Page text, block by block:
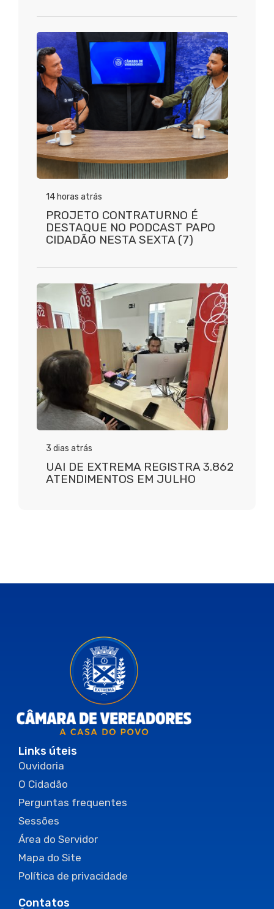
14 horas atrás
PROJETO CONTRATURNO É
DESTAQUE NO PODCAST PAPO
CIDADÃO NESTA SEXTA (7)
3 dias atrás
UAI DE EXTREMA REGISTRA 3.862
ATENDIMENTOS EM JULHO
Links úteis
Ouvidoria
O Cidadão
Perguntas frequentes
Sessões
Área do Servidor
Mapa do Site
Política de privacidade
Contatos